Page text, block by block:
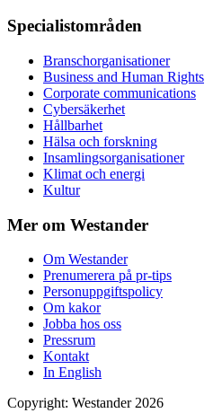
Specialistområden
Branschorganisationer
Business and Human Rights
Corporate communications
Cybersäkerhet
Hållbarhet
Hälsa och forskning
Insamlingsorganisationer
Klimat och energi
Kultur
Mer om Westander
Om Westander
Prenumerera på pr-tips
Personuppgiftspolicy
Om kakor
Jobba hos oss
Pressrum
Kontakt
In English
Copyright: Westander 2026